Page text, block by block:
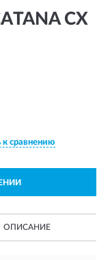
CX
сравнению
ОПИСАНИЕ